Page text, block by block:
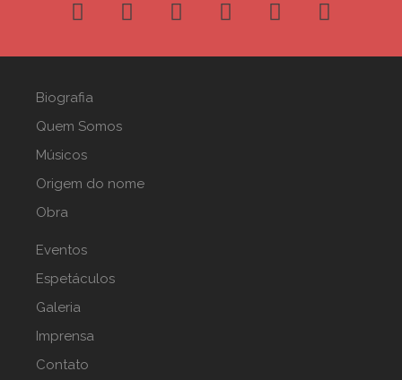
Biografia
Quem Somos
Músicos
Origem do nome
Obra
Eventos
Espetáculos
Galeria
Imprensa
Contato